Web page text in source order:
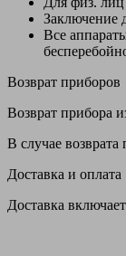
Заключение
Все
Возврат приборов
Возврат прибора
В случае
Доставка и оплата
Доставка